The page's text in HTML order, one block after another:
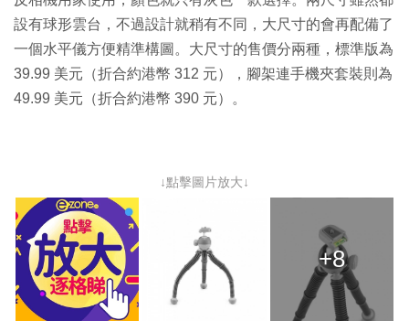
設有球形雲台，不過設計就稍有不同，大尺寸的會再配備了
一個水平儀方便精準構圖。大尺寸的售價分兩種，標準版為
39.99 美元（折合約港幣 312 元），腳架連手機夾套裝則為
49.99 美元（折合約港幣 390 元）。
↓點擊圖片放大↓
+8